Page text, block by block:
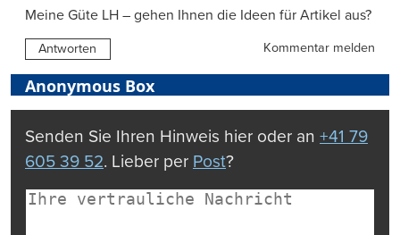
Meine Güte LH – gehen Ihnen die Ideen für Artikel aus?
Antworten Kommentar melden
Anonymous Box
Senden Sie Ihren Hinweis hier oder an +41 79
605 39 52. Lieber per Post?